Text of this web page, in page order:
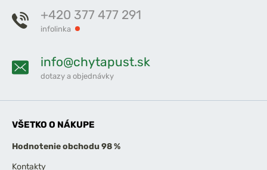
+420 377 477 291
infolinka
info@chytapust.sk
dotazy a objednávky
VŠETKO O NÁKUPE
Hodnotenie obchodu 98 %
Kontakty